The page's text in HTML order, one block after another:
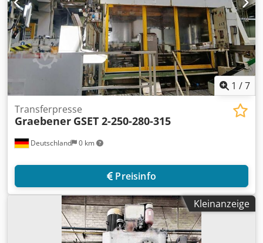
1 /7
Deutschland 0 km
Transferpresse
Graebener GSET 2-250-280-315
Preisinfo
Kleinanzeige